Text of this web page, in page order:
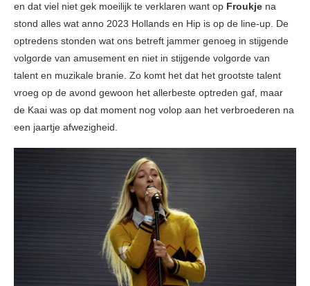
en dat viel niet gek moeilijk te verklaren want op Froukje na
stond alles wat anno 2023 Hollands en Hip is op de line-up. De
optredens stonden wat ons betreft jammer genoeg in stijgende
volgorde van amusement en niet in stijgende volgorde van
talent en muzikale branie. Zo komt het dat het grootste talent
vroeg op de avond gewoon het allerbeste optreden gaf, maar
de Kaai was op dat moment nog volop aan het verbroederen na
een jaartje afwezigheid.